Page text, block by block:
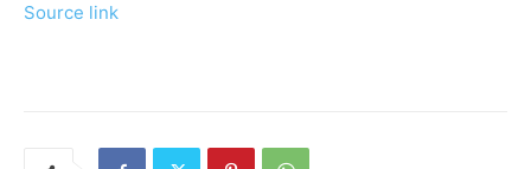
Source link